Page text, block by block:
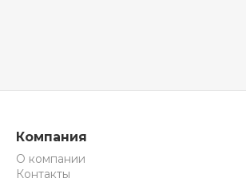
Компания
О компании
Контакты